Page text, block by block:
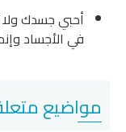
أحبي جسدك ولا
في الأجساد
مواضيع